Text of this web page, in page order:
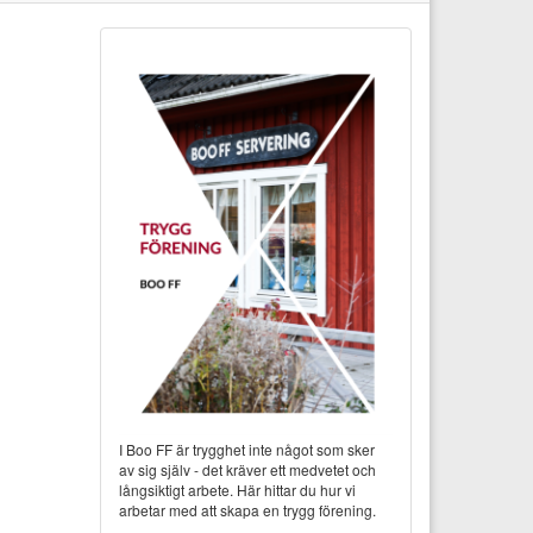
I Boo FF är trygghet inte något som sker
av sig själv - det kräver ett medvetet och
långsiktigt arbete. Här hittar du hur vi
arbetar med att skapa en trygg förening.